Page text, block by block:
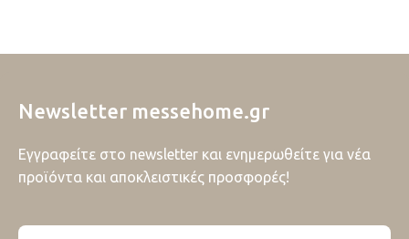
Newsletter messehome.gr
Εγγραφείτε στο newsletter και ενημερωθείτε για νέα
προϊόντα και αποκλειστικές προσφορές!